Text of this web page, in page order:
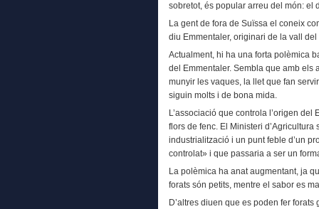
sobretot, és popular arreu del món: el
La gent de fora de Suïssa el coneix
diu Emmentaler, originari de la vall
Actualment, hi ha una forta polèmica
del Emmentaler. Sembla que amb els
munyir les vaques, la llet que fan
siguin molts i de bona mida.
L’associació que controla l’origen
flors de fenc. El Ministeri d’Agricultura
industrialització i un punt feble d’un
controlat» i que passaria a ser un
La polèmica ha anat augmentant, ja
forats són petits, mentre el sabor es
D’altres diuen que es poden fer